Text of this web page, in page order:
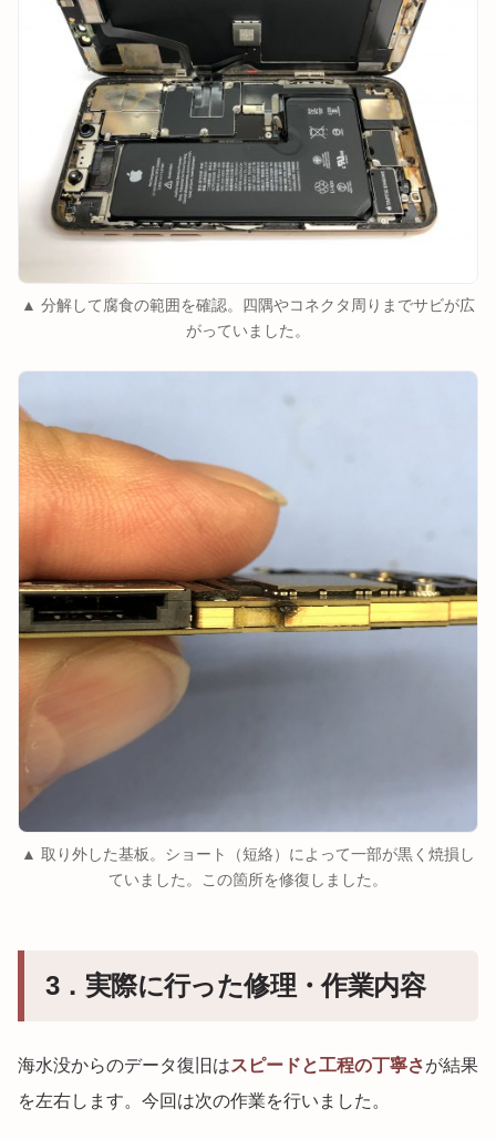
▲ 分解して腐食の範囲を確認。四隅やコネクタ周りまでサビが広
がっていました。
▲ 取り外した基板。ショート（短絡）によって一部が黒く焼損し
ていました。この箇所を修復しました。
3．実際に行った修理・作業内容
海水没からのデータ復旧はスピードと工程の丁寧さが結果
を左右します。今回は次の作業を行いました。